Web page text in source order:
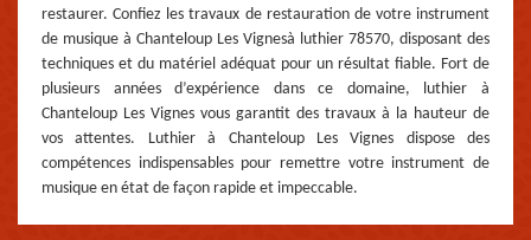
restaurer. Confiez les travaux de restauration de votre instrument
de musique à Chanteloup Les Vignesà luthier 78570, disposant des
techniques et du matériel adéquat pour un résultat fiable. Fort de
plusieurs années d’expérience dans ce domaine, luthier à
Chanteloup Les Vignes vous garantit des travaux à la hauteur de
vos attentes. Luthier à Chanteloup Les Vignes dispose des
compétences indispensables pour remettre votre instrument de
musique en état de façon rapide et impeccable.